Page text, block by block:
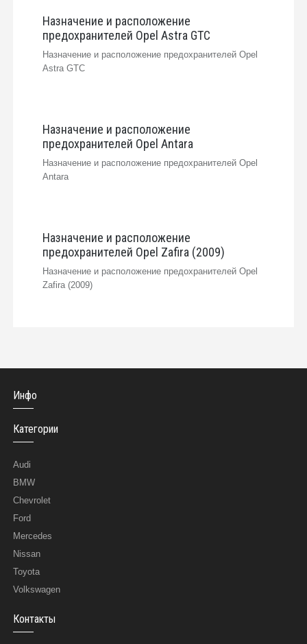
Назначение и расположение
предохранителей Opel Astra GTC
Назначение и расположение предохранителей Opel
Astra GTC
Назначение и расположение
предохранителей Opel Antara
Назначение и расположение предохранителей Opel
Antara
Назначение и расположение
предохранителей Opel Zafira (2009)
Назначение и расположение предохранителей Opel
Zafira (2009)
Инфо
Категории
Audi
BMW
Chevrolet
Ford
Mercedes
Nissan
Toyota
Volkswagen
Контакты